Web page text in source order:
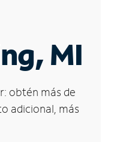
MI
obtén más de
adicional, más